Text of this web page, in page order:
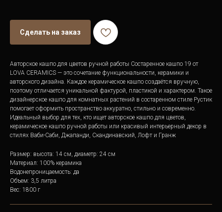
Сделать на заказ
Авторское кашпо для цветов ручной работы Состаренное кашпо 19 от
LOVA CERAMICS — это сочетание функциональности, керамики и
авторского дизайна. Каждое керамическое кашпо создаётся вручную,
поэтому отличается уникальной фактурой, пластикой и характером. Такое
дизайнерское кашпо для комнатных растений в состаренном стиле Рустик
помогает оформить пространство аккуратно, стильно и современно.
Идеальный выбор для тех, кто ищет авторское кашпо для цветов,
керамическое кашпо ручной работы или красивый интерьерный декор в
стилях Ваби-Саби, Джапанди, Скандинавский, Лофт и Гранж
Размер: высота: 14 см, диаметр: 24 см
Материал: 100% керамика
Водонепроницаемость: да
Объем: 3,5 литра
Вес: 1800 г